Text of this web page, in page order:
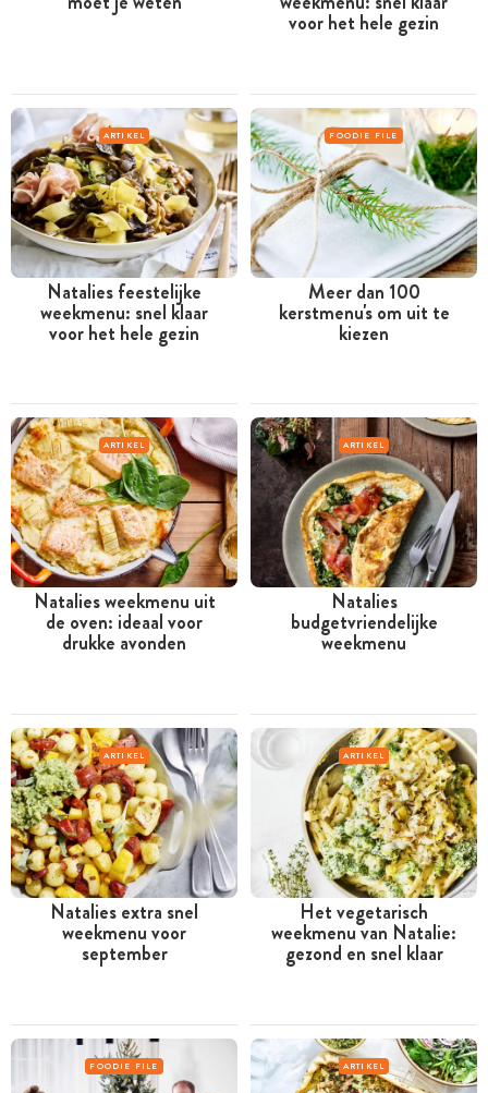
voor het hele gezin
ARTIKEL
Natalies feestelijke
weekmenu: snel klaar
voor het hele gezin
FOODIE FILE
Meer dan 100
kerstmenu's om uit te
kiezen
ARTIKEL
Natalies weekmenu uit
de oven: ideaal voor
drukke avonden
ARTIKEL
Natalies
budgetvriendelijke
weekmenu
ARTIKEL
Natalies extra snel
weekmenu voor
september
ARTIKEL
Het vegetarisch
weekmenu van Natalie:
gezond en snel klaar
FOODIE FILE ARTIKEL